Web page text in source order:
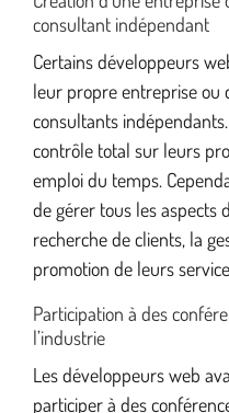
consultant indépendant
Certains développeurs
leur propre entreprise ou
consultants
contrôle total sur leurs
emploi du temps.
de gérer tous les aspects
recherche de clients, la
promotion de leurs
Participation à des
l’industrie
Les développeurs web
participer à des